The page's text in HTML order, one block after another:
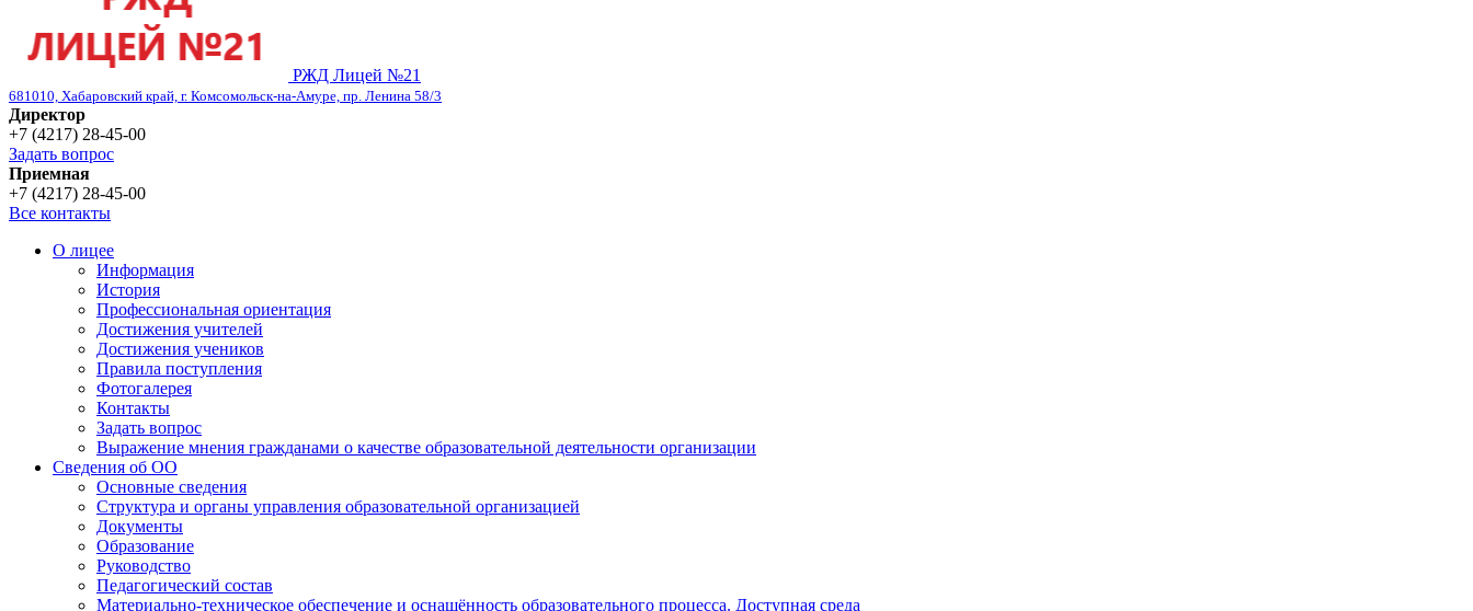
РЖД Лицей №21
681010, Хабаровский край, г. Комсомольск-на-Амуре, пр. Ленина 58/3
Директор
+7 (4217) 28-45-00
Задать вопрос
Приемная
+7 (4217) 28-45-00
Все контакты
О лицее
Информация
История
Профессиональная ориентация
Достижения учителей
Достижения учеников
Правила поступления
Фотогалерея
Контакты
Задать вопрос
Выражение мнения гражданами о качестве образовательной деятельности организации
Сведения об ОО
Основные сведения
Структура и органы управления образовательной организацией
Документы
Образование
Руководство
Педагогический состав
Материально-техническое обеспечение и оснащённость образовательного процесса. Доступная среда